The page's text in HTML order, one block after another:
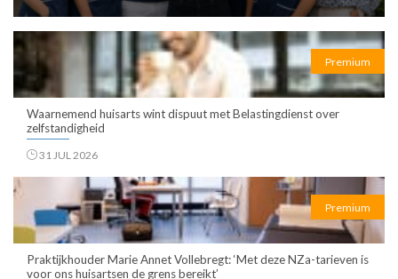
Premium
Waarnemend huisarts wint dispuut met Belastingdienst over
zelfstandigheid
31 JUL 2026
Premium
Praktijkhouder Marie Annet Vollebregt: ‘Met deze NZa-tarieven is
voor ons huisartsen de grens bereikt’